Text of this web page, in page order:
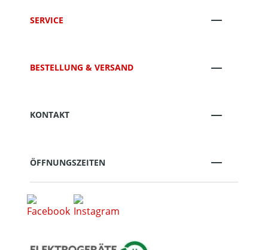
SERVICE
BESTELLUNG & VERSAND
KONTAKT
ÖFFNUNGSZEITEN